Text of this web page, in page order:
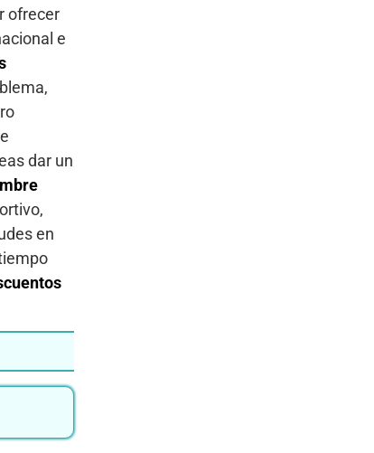
ofrecer
e
dar un
en